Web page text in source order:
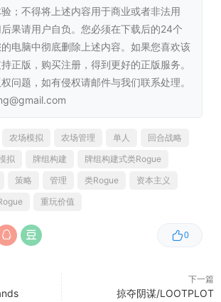
门
；不得将上述内容用于商业或者非法用
果请用户自负。您必须在下载后的24个
电脑中彻底删除上述内容。如果您喜欢该
正版，购买注册，得到更好的正版服务。
问题，如有侵权请邮件与我们联系处理。
0
农场模拟 农场管理 单人
回合战略
拟 牌组构建
牌组构建式类Rogue
策略 管理 类Rogue
资本主义
重玩价值
下一篇
掠夺阴谋/LOOTPLOT